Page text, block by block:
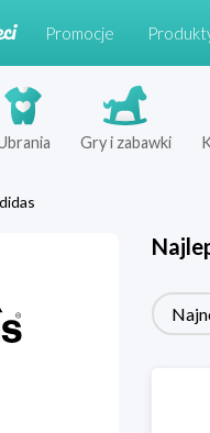
Promocje
Gry i zabawki